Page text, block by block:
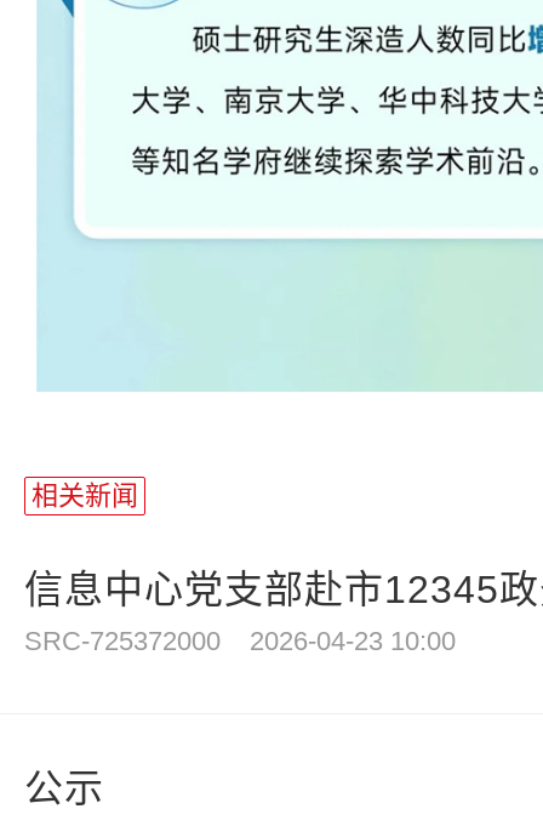
相关新闻
信息中心党支部赴市12345
SRC-725372000 2026-04-23 10:00
公示